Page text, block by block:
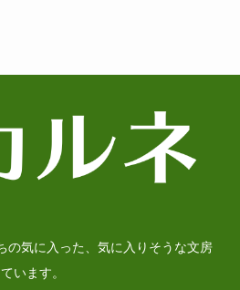
の気に入った、気に入りそうな文房
います。